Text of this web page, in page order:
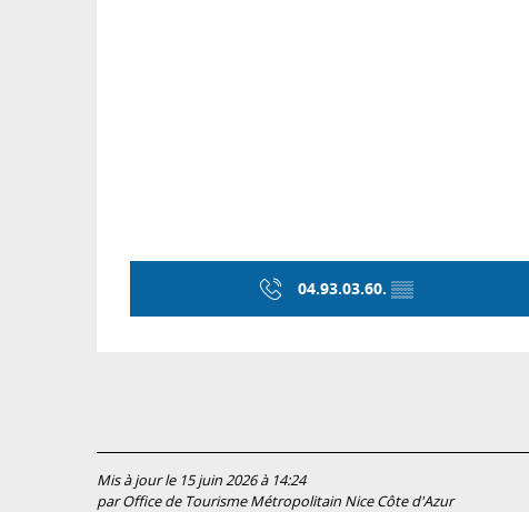
04.93.03.60. ▒▒
Mis à jour le 15 juin 2026 à 14:24
par Office de Tourisme Métropolitain Nice Côte d'Azur